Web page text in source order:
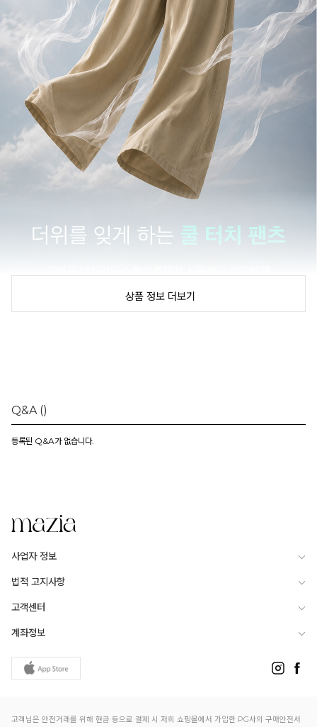
상품 정보 더보기
Q&A ()
등록된 Q&A가 없습니다.
사업자 정보
법적 고지사항
고객센터
계좌정보
고객님은 안전거래를 위해 현금 등으로 결제 시 저희 쇼핑몰에서 가입한 PG사의 구매안전서